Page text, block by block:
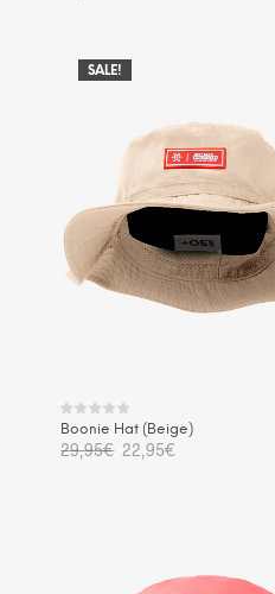
Die
auf
SALE!
Boonie Hat (Beige)
29,95€ Ursprünglicher
Preis
22,95€Aktueller